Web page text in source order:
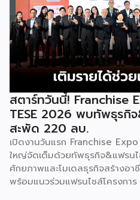
โป (Franchise Expo
เป็นงานแสดงธุรกิจแฟรนไชส์ชั้
คอร์ปอเรชัน จำกัด เพื่อยกระดับ
เจ้าของธุรกิจที่ต้องการขยายกิจ
สตาร์ทวันนี้! Franchise
TESE 2026 พบทัพธุรกิ
สะพัด 220 ลบ.
เปิดงานวันแรก Franchise
ใหญ่จัดเต็มด้วยทัพธุรกิจ&แฟรน
ศักยภาพและโมเดลธุรกิจสร้างอา
พร้อมแนวร่วมแฟรนไชส์โครงกา